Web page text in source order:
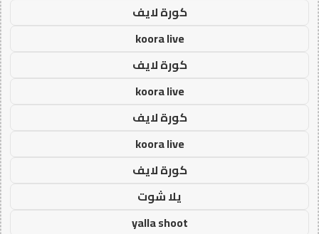
كورة لايف
koora live
كورة لايف
koora live
كورة لايف
koora live
كورة لايف
يلا شوت
yalla shoot